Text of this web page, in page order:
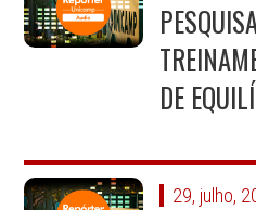
DE
29, julho,